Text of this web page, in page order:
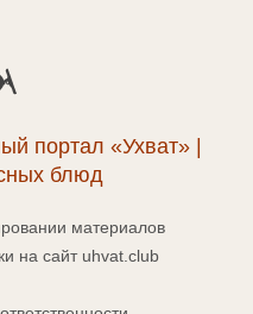
портал «Ухват» |
блюд
материалов
на сайт uhvat.club